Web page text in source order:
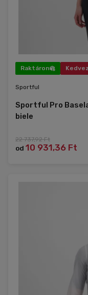
Raktáron
Sportful
Sportful Pro
biele
22 737,92 Ft
od 10 931,36 Ft